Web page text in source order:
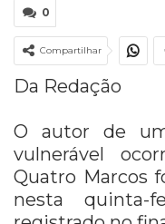
0
Compartilhar
Da Redação
O autor de
vulnerável
Quatro Marcos
nesta